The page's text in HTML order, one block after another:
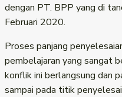
dengan PT. BPP yang di
Februari 2020.
Proses panjang
pembelajaran yang sangat
konflik ini berlangsung dan
sampai pada titik